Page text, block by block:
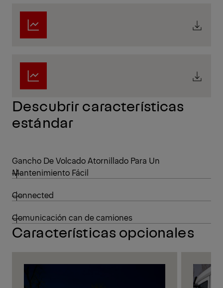
Descubrir características
estándar
Gancho De Volcado Atornillado Para Un
Mantenimiento Fácil
Connected
Comunicación can de camiones
Características opcionales